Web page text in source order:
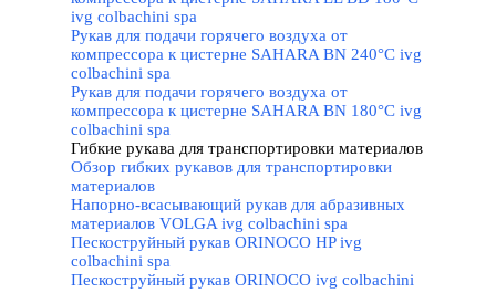
ivg colbachini spa
Рукав для подачи горячего воздуха от
компрессора к цистерне SAHARA BN 240°C ivg
colbachini spa
Рукав для подачи горячего воздуха от
компрессора к цистерне SAHARA BN 180°C ivg
colbachini spa
Гибкие рукава для транспортировки материалов
Обзор гибких рукавов для транспортировки
материалов
Напорно-всасывающий рукав для абразивных
материалов VOLGA ivg colbachini spa
Пескоструйный рукав ORINOCO HP ivg
colbachini spa
Пескоструйный рукав ORINOCO ivg colbachini